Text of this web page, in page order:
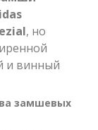
, но
и винный
замшевых